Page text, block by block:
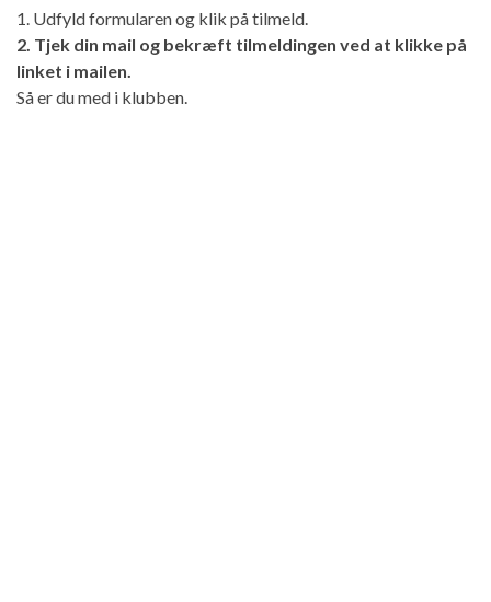
1. Udfyld formularen og klik på tilmeld.
2. Tjek din mail og bekræft tilmeldingen ved at klikke på
linket i mailen.
Så er du med i klubben.